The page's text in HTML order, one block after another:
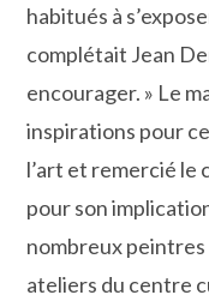
habitués à
complétait Jean
encourager. » Le
inspirations pour
l’art et remercié
pour son
nombreux
ateliers du centre